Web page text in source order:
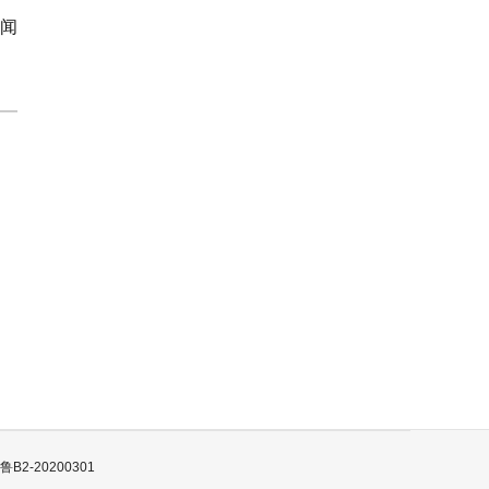
B2-20200301